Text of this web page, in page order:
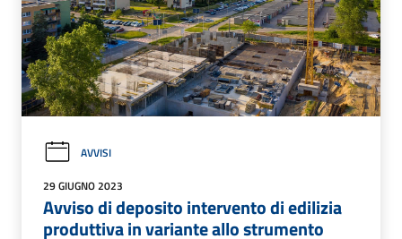
AVVISI
29 GIUGNO 2023
Avviso di deposito intervento di edilizia
produttiva in variante allo strumento